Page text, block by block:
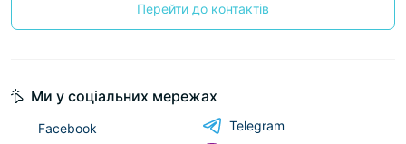
Перейти до контактів
Ми у соціальних мережах
Facebook
Telegram